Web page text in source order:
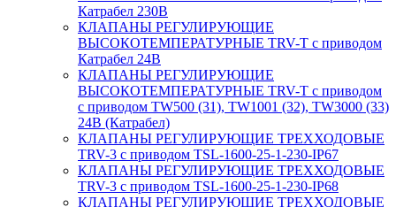
Катрабел 230В
КЛАПАНЫ РЕГУЛИРУЮЩИЕ
ВЫСОКОТЕМПЕРАТУРНЫЕ TRV-T с приводом
Катрабел 24В
КЛАПАНЫ РЕГУЛИРУЮЩИЕ
ВЫСОКОТЕМПЕРАТУРНЫЕ TRV-T с приводом
с приводом TW500 (31), TW1001 (32), TW3000 (33)
24В (Катрабел)
КЛАПАНЫ РЕГУЛИРУЮЩИЕ ТРЕХХОДОВЫЕ
TRV-3 с приводом TSL-1600-25-1-230-IP67
КЛАПАНЫ РЕГУЛИРУЮЩИЕ ТРЕХХОДОВЫЕ
TRV-3 с приводом TSL-1600-25-1-230-IP68
КЛАПАНЫ РЕГУЛИРУЮЩИЕ ТРЕХХОДОВЫЕ